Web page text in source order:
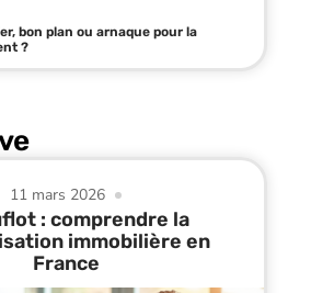
bon plan ou arnaque pour la
?
11 mars 2026
: comprendre la
immobilière en
France